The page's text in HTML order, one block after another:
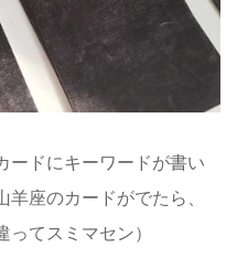
ードにキーワードが書い
座のカードがでたら、
ってスミマセン）